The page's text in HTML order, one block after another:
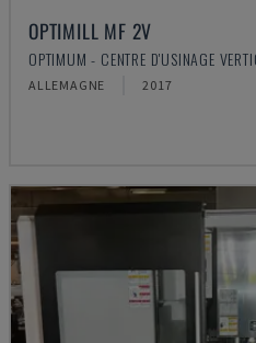
OPTIMILL MF 2V
OPTIMUM - CENTRE D'USINAGE
ALLEMAGNE 2017